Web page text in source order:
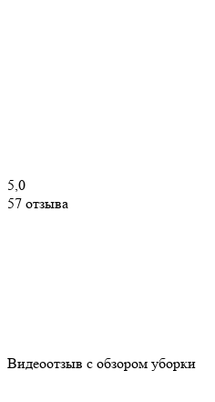
5,0
57 отзыва
Видеоотзыв с обзором уборки